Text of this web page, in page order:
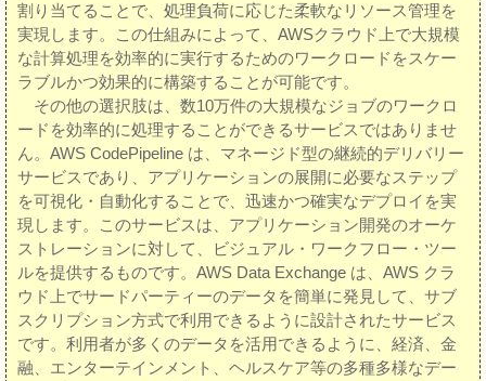
割り当てることで、処理負荷に応じた柔軟なリソース管理を
実現します。この仕組みによって、AWSクラウド上で大規模
な計算処理を効率的に実行するためのワークロードをスケー
ラブルかつ効果的に構築することが可能です。
その他の選択肢は、数10万件の大規模なジョブのワークロ
ードを効率的に処理することができるサービスではありませ
ん。AWS CodePipeline は、マネージド型の継続的デリバリー
サービスであり、アプリケーションの展開に必要なステップ
を可視化・自動化することで、迅速かつ確実なデプロイを実
現します。このサービスは、アプリケーション開発のオーケ
ストレーションに対して、ビジュアル・ワークフロー・ツー
ルを提供するものです。AWS Data Exchange は、AWS クラ
ウド上でサードパーティーのデータを簡単に発見して、サブ
スクリプション方式で利用できるように設計されたサービス
です。利用者が多くのデータを活用できるように、経済、金
融、エンターテインメント、ヘルスケア等の多種多様なデー